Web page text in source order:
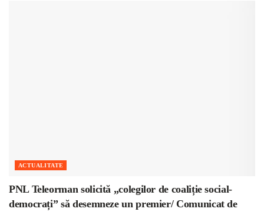
ACTUALITATE
PNL Teleorman solicită „colegilor de coaliție social-
democrați” să desemneze un premier/ Comunicat de